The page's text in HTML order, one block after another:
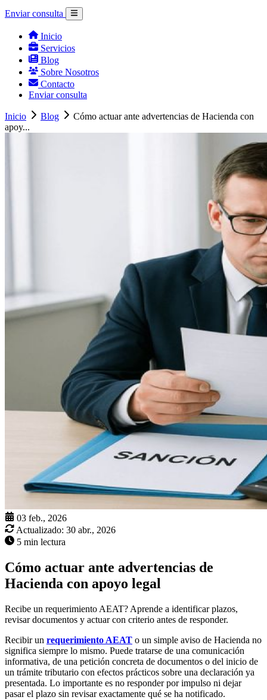
Enviar consulta
Inicio
Servicios
Blog
Sobre Nosotros
Contacto
Enviar consulta
Inicio Blog
Cómo actuar ante advertencias de Hacienda con
apoy...
03 feb., 2026
Actualizado: 30 abr., 2026
5 min lectura
Cómo actuar ante advertencias de
Hacienda con apoyo legal
Recibe un requerimiento AEAT? Aprende a identificar plazos,
revisar documentos y actuar con criterio antes de responder.
Recibir un requerimiento AEAT o un simple aviso de Hacienda no
significa siempre lo mismo. Puede tratarse de una comunicación
informativa, de una petición concreta de documentos o del inicio de
un trámite tributario con efectos prácticos sobre una declaración ya
presentada. Lo importante es no responder por impulso ni dejar
pasar el plazo sin revisar exactamente qué se ha notificado.